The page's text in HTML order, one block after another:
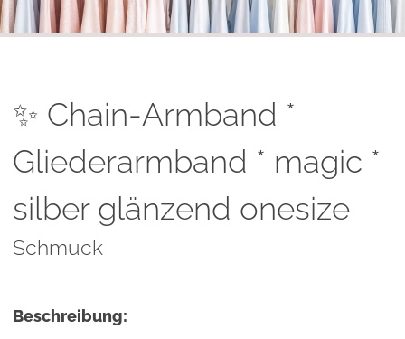
✨ Chain-Armband *
Gliederarmband * magic *
silber glänzend onesize
Schmuck
Beschreibung: